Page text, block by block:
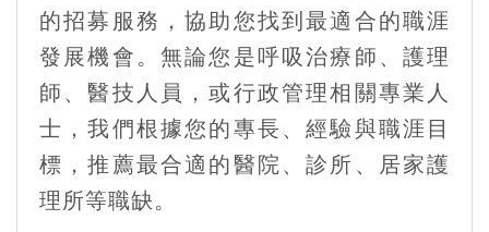
的招募服務，協助您找到最適合的職涯
發展機會。無論您是呼吸治療師、護理
師、醫技人員，或行政管理相關專業人
士，我們根據您的專長、經驗與職涯目
標，推薦最合適的醫院、診所、居家護
理所等職缺。